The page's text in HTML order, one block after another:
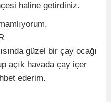
haline getirdiniz.
güzel bir çay ocağı
açık havada çay içer
ederim.